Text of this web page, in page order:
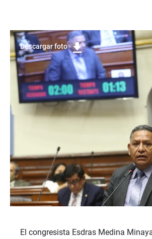
Descargar foto
El congresista Esdras Medina